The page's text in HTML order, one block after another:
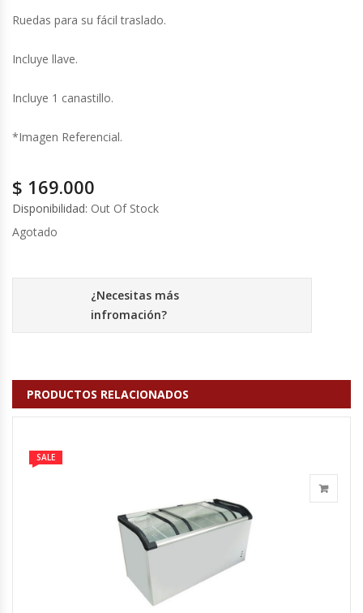
Estanterías Y Repisas
Exprimidoras De Cítricos
Extractoras De Jugos
Fabricadoras De Hielo
Formadora De Pizza
Frigobar
Hornos A Piso Y Pizzeros
Hornos Cocción Acelerada
Ruedas para su fácil traslado.
Incluye llave.
Incluye 1 canastillo.
*Imagen Referencial.
$ 169.000
Disponibilidad: Out Of Stock
Agotado
¿Necesitas más
infromación?
PRODUCTOS RELACIONADOS
SALE